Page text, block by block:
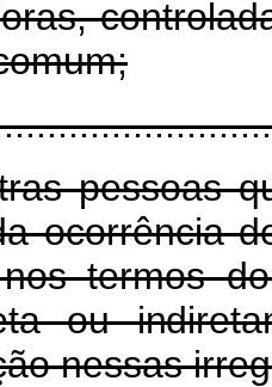
pessoas
ocorrência
termos
ou
nessas